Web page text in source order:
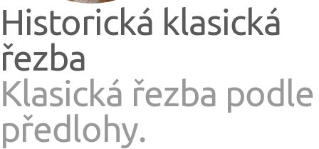
Historická klasická
řezba
Klasická řezba podle
předlohy.